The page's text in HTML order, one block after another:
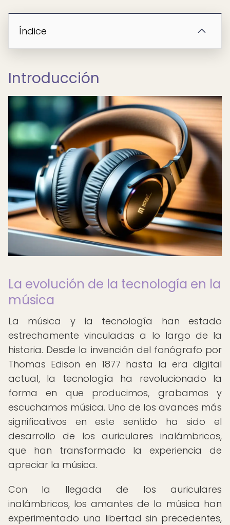
Índice
Introducción
La evolución de la tecnología en la
música
La música y la tecnología han estado
estrechamente vinculadas a lo largo de la
historia. Desde la invención del fonógrafo por
Thomas Edison en 1877 hasta la era digital
actual, la tecnología ha revolucionado la
forma en que producimos, grabamos y
escuchamos música. Uno de los avances más
significativos en este sentido ha sido el
desarrollo de los auriculares inalámbricos,
que han transformado la experiencia de
apreciar la música.
Con la llegada de los auriculares
inalámbricos, los amantes de la música han
experimentado una libertad sin precedentes,